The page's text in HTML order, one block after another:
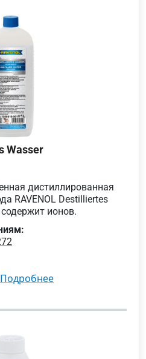
Wasser
дистиллированная
RAVENOL Destilliertes
ионов.
подробнее